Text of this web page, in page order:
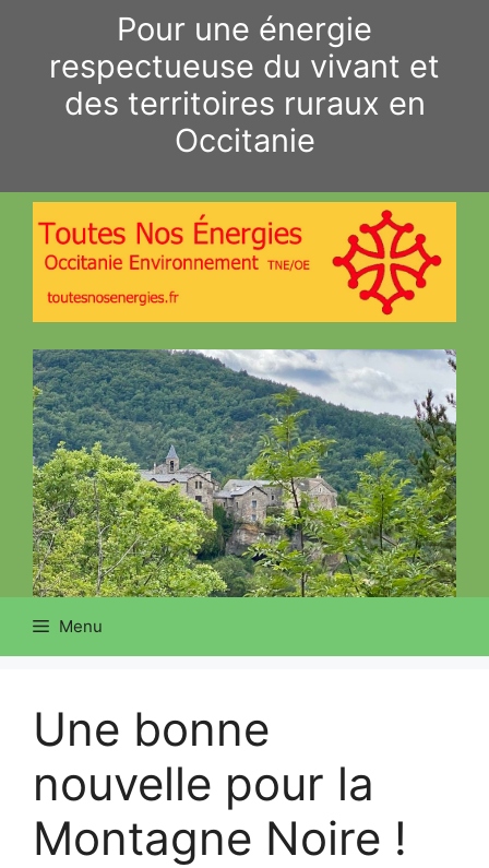
contenu
Pour une énergie
respectueuse du vivant et
des territoires ruraux en
Occitanie
Menu
Une bonne
nouvelle pour la
Montagne Noire !